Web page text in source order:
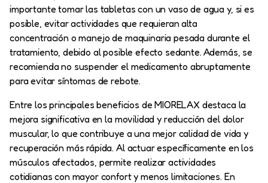
importante tomar las tabletas con un vaso de agua y, si es
posible, evitar actividades que requieran alta
concentración o manejo de maquinaria pesada durante el
tratamiento, debido al posible efecto sedante. Además, se
recomienda no suspender el medicamento abruptamente
para evitar síntomas de rebote.
Entre los principales beneficios de MIORELAX destaca la
mejora significativa en la movilidad y reducción del dolor
muscular, lo que contribuye a una mejor calidad de vida y
recuperación más rápida. Al actuar específicamente en los
músculos afectados, permite realizar actividades
cotidianas con mayor confort y menos limitaciones. En